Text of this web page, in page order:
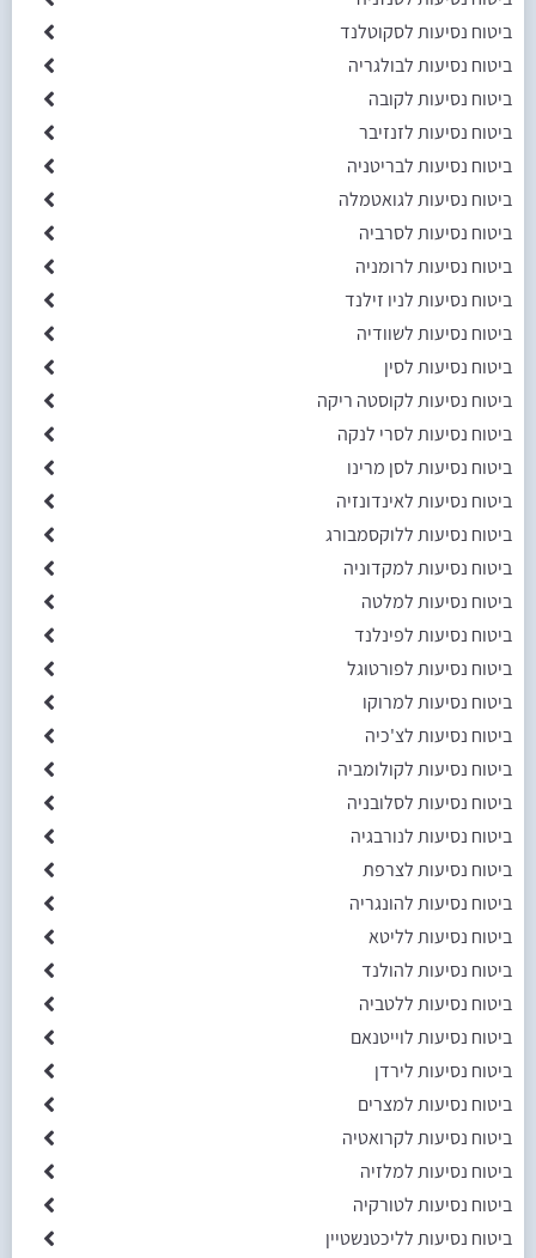
ביטוח נסיעות לסקוטלנד
ביטוח נסיעות לבולגריה
ביטוח נסיעות לקובה
ביטוח נסיעות לזנזיבר
ביטוח נסיעות לבריטניה
ביטוח נסיעות לגואטמלה
ביטוח נסיעות לסרביה
ביטוח נסיעות לרומניה
ביטוח נסיעות לניו זילנד
ביטוח נסיעות לשוודיה
ביטוח נסיעות לסין
ביטוח נסיעות לקוסטה ריקה
ביטוח נסיעות לסרי לנקה
ביטוח נסיעות לסן מרינו
ביטוח נסיעות לאינדונזיה
ביטוח נסיעות ללוקסמבורג
ביטוח נסיעות למקדוניה
ביטוח נסיעות למלטה
ביטוח נסיעות לפינלנד
ביטוח נסיעות לפורטוגל
ביטוח נסיעות למרוקו
ביטוח נסיעות לצ'כיה
ביטוח נסיעות לקולומביה
ביטוח נסיעות לסלובניה
ביטוח נסיעות לנורבגיה
ביטוח נסיעות לצרפת
ביטוח נסיעות להונגריה
ביטוח נסיעות לליטא
ביטוח נסיעות להולנד
ביטוח נסיעות ללטביה
ביטוח נסיעות לוייטנאם
ביטוח נסיעות לירדן
ביטוח נסיעות למצרים
ביטוח נסיעות לקרואטיה
ביטוח נסיעות למלזיה
ביטוח נסיעות לטורקיה
ביטוח נסיעות לליכטנשטיין